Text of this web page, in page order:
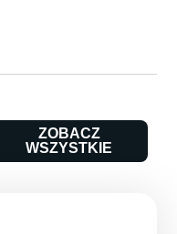
ZOBACZ
WSZYSTKIE